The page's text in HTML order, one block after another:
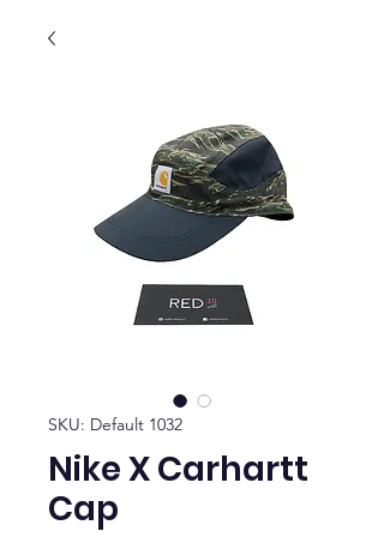
SKU: Default 1032
Nike X Carhartt
Cap